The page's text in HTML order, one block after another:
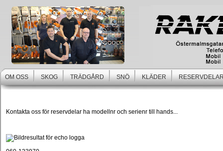
OM OSS SKOG TRÄDGÅRD SNÖ KLÄDER
Kontakta oss för reservdelar ha modellnr och serienr till hands...